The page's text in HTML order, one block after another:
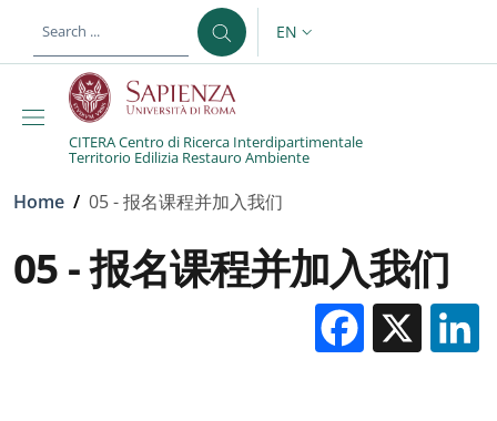
LANGUAGE SWITCHER:
EN
CITERA Centro di Ricerca Interdipartimentale
Territorio Edilizia Restauro Ambiente
Breadcrumb
Home / 05 - 报名课程并加入我们
05 - 报名课程并加入我们
X